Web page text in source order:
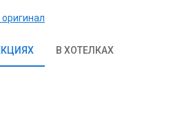
оригинал
В ХОТЕЛКАХ